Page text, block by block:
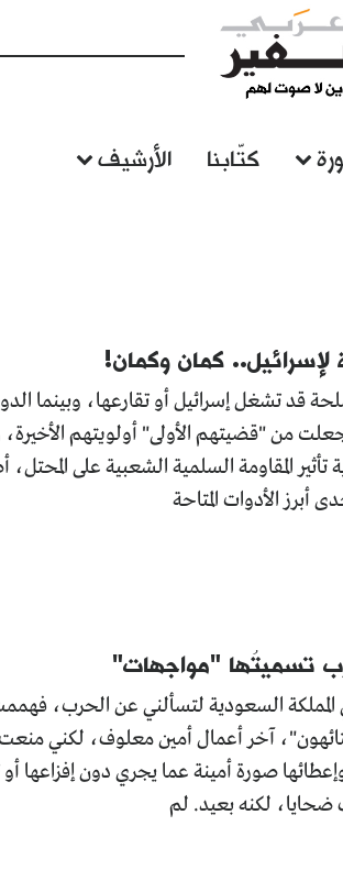
كتّابنا الأرشيف
لإسرائيل.. كمان وكمان!
قد تشغل إسرائيل أو تقارعها، وبينما
تأثير المقاومة السلمية الشعبية على
تسميتُها "مواجهات"
المملكة السعودية لتسألني عن الحرب،
آخر أعمال أمين معلوف، لكني
صورة أمينة عما يجري دون إفزاعها
لكنه بعيد. لم